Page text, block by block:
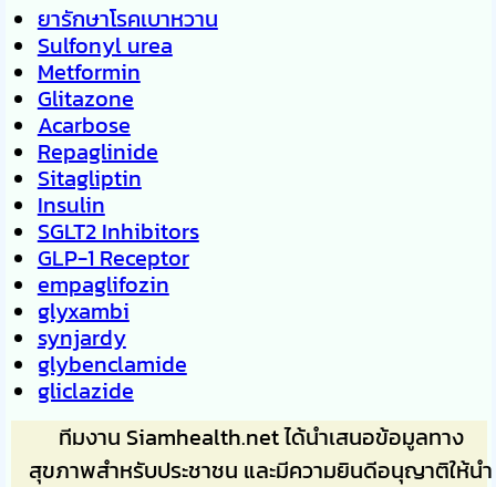
ยารักษาโรคเบาหวาน
Sulfonyl urea
Metformin
Glitazone
Acarbose
Repaglinide
Sitagliptin
Insulin
SGLT2 Inhibitors
GLP-1 Receptor
empaglifozin
glyxambi
synjardy
glybenclamide
gliclazide
ทีมงาน Siamhealth.net ได้นำเสนอข้อมูลทาง
สุขภาพสำหรับประชาชน และมีความยินดีอนุญาติให้นำ